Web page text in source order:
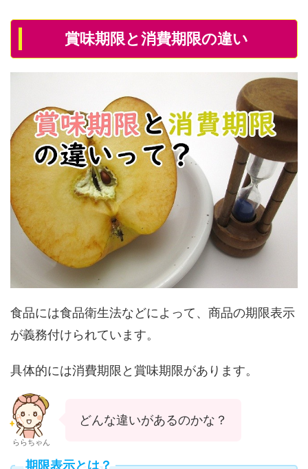
賞味期限と消費期限の違い
食品には食品衛生法などによって、商品の期限表示
が義務付けられています。
具体的には消費期限と賞味期限があります。
ららちゃん
どんな違いがあるのかな？
期限表示とは？